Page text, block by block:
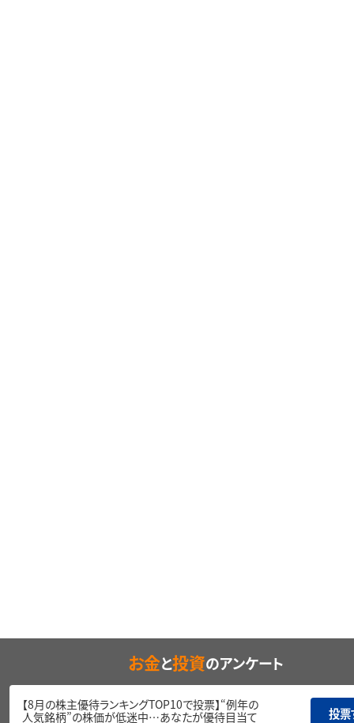
お金と投資のアンケート
【8月の株主優待ランキングTOP10で投票】“例年の
人気銘柄”の株価が低迷中…あなたが優待目当て
投票